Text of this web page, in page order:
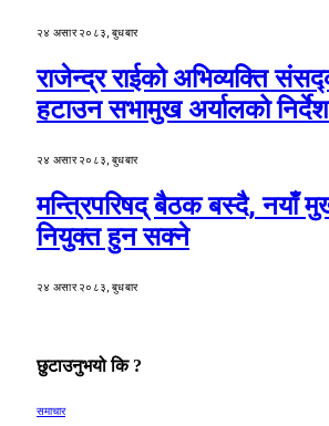
२४ असार २०८३, बुधबार
राजेन्द्र राईको अभिव्यक्ति
हटाउन सभामुख अर्यालको
२४ असार २०८३, बुधबार
मन्त्रिपरिषद् बैठक बस्दै, नयाँ
नियुक्त हुन सक्ने
२४ असार २०८३, बुधबार
छुटाउनुभयो कि ?
समाचार